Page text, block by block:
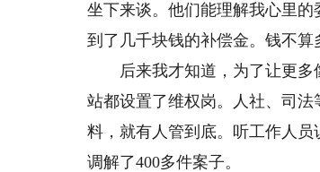
坐下来谈。他们能理解我心里
到了几千块钱的补偿金。钱不算
后来我才知道，为了让更多
站都设置了维权岗。人社、司
料，就有人管到底。听工作人员
调解了400多件案子。